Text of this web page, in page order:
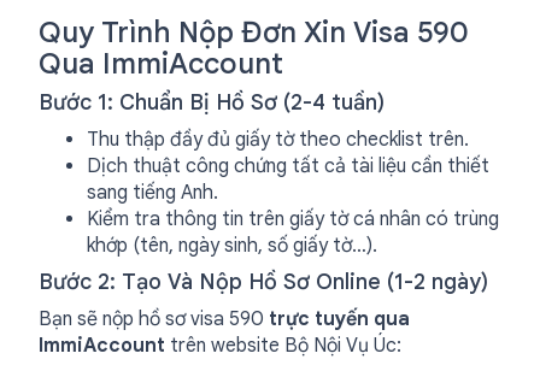
Quy Trình Nộp Đơn Xin Visa 590
Qua ImmiAccount
Bước 1: Chuẩn Bị Hồ Sơ (2-4 tuần)
Thu thập đầy đủ giấy tờ theo checklist trên.
Dịch thuật công chứng tất cả tài liệu cần thiết
sang tiếng Anh.
Kiểm tra thông tin trên giấy tờ cá nhân có trùng
khớp (tên, ngày sinh, số giấy tờ…).
Bước 2: Tạo Và Nộp Hồ Sơ Online (1-2 ngày)
Bạn sẽ nộp hồ sơ visa 590 trực tuyến qua
ImmiAccount trên website Bộ Nội Vụ Úc: